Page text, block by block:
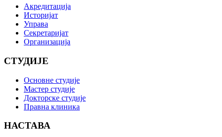
Акредитација
Историјат
Управа
Секретаријат
Организација
СТУДИЈЕ
Основне студије
Мастер студије
Докторске студије
Правна клиника
НАСТАВА